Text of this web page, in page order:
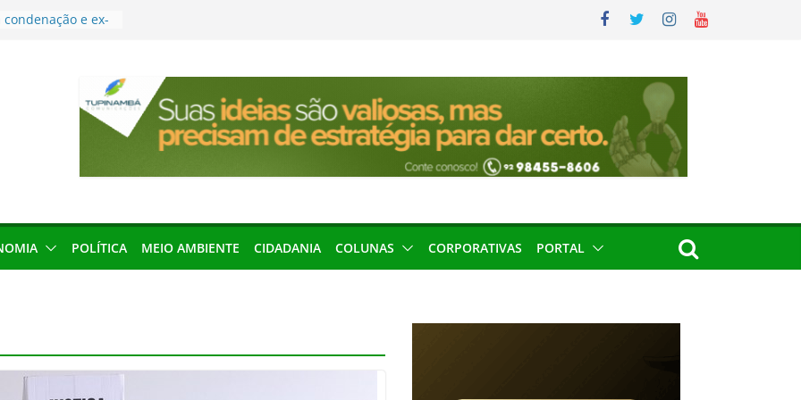
e ex-
podem barrar
de 2026 no
Amazônia
em São
discurso de
defesa do
públicaPOLÍTICA MEIO AMBIENTE CIDADANIA COLUNAS CORPORATIVAS PORTAL